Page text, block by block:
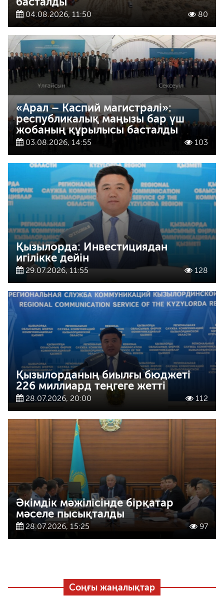
04.08.2026, 11:50 80
«Арал – Каспий магистралі»:
республикалық маңызы бар үш
жобаның құрылысы басталды
03.08.2026, 14:55 103
Қызылорда: Инвестициядан
игілікке дейін
29.07.2026, 11:55 128
Қызылорданың биылғы бюджеті
226 миллиард теңгеге жетті
28.07.2026, 20:00 112
Әкімдік мәжілісінде бірқатар
мәселе пысықталды
28.07.2026, 15:25 97
Соңғы жаңалықтар